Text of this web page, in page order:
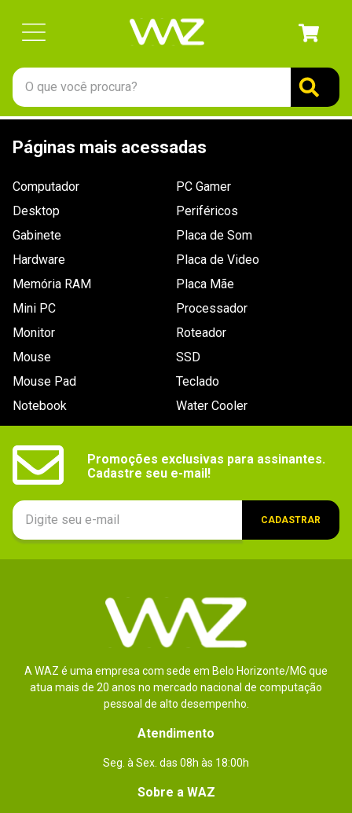
O que você procura?
Páginas mais acessadas
Computador
Desktop
Gabinete
Hardware
Memória RAM
Mini PC
Monitor
Mouse
Mouse Pad
Notebook
PC Gamer
Periféricos
Placa de Som
Placa de Video
Placa Mãe
Processador
Roteador
SSD
Teclado
Water Cooler
Promoções exclusivas para assinantes.
Cadastre seu e-mail!
CADASTRAR
A WAZ é uma empresa com sede em Belo Horizonte/MG que
atua mais de 20 anos no mercado nacional de computação
pessoal de alto desempenho.
Atendimento
Seg. à Sex. das 08h às 18:00h
Sobre a WAZ
1º
gabinete
teclado
ssd
openbox
mouse
jonsbo
fractal